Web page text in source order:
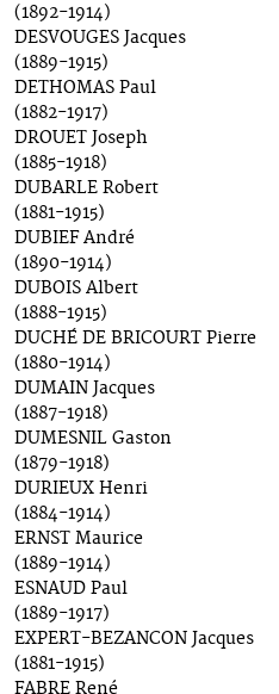
(1892-1914)
DESVOUGES Jacques
(1889-1915)
DETHOMAS Paul
(1882-1917)
DROUET Joseph
(1885-1918)
DUBARLE Robert
(1881-1915)
DUBIEF André
(1890-1914)
DUBOIS Albert
(1888-1915)
DUCHÉ DE BRICOURT Pierre
(1880-1914)
DUMAIN Jacques
(1887-1918)
DUMESNIL Gaston
(1879-1918)
DURIEUX Henri
(1884-1914)
ERNST Maurice
(1889-1914)
ESNAUD Paul
(1889-1917)
EXPERT-BEZANCON Jacques
(1881-1915)
FABRE René